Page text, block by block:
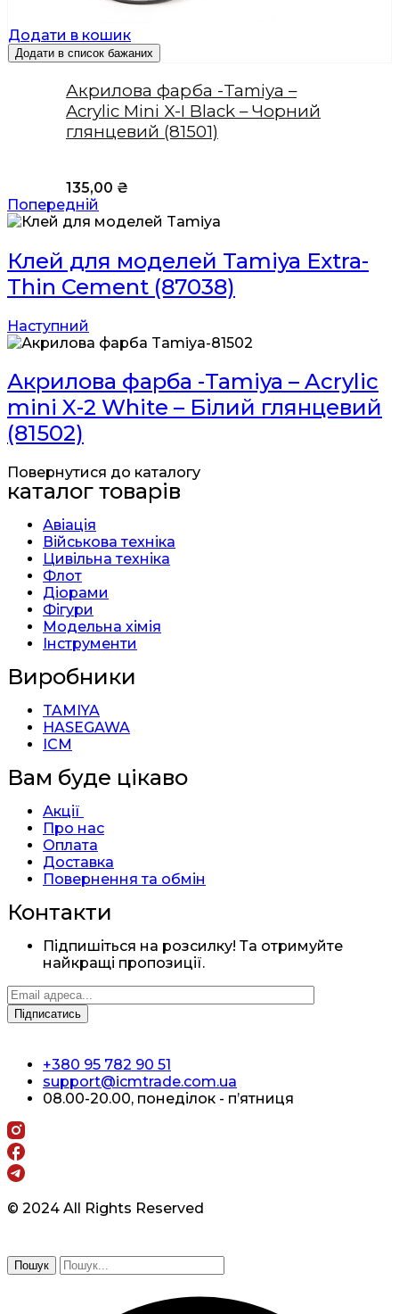
Додати в кошик
Додати в список бажаних
Акрилова фарба -Tamiya –
Acrylic Mini X-I Black – Чорний
глянцевий (81501)
135,00 ₴
Попередній
Клей для моделей Tamiya Extra-
Thin Cement (87038)
Наступний
Акрилова фарба -Tamiya – Acrylic
mini X-2 White – Білий глянцевий
(81502)
Повернутися до каталогу
каталог товарів
Авіація
Військова техніка
Цивільна техніка
Флот
Діорами
Фігури
Модельна хімія
Інструменти
Виробники
TAMIYA
HASEGAWA
ICM
Вам буде цікаво
Акції
Про нас
Оплата
Доставка
Повернення та обмін
Контакти
Підпишіться на розсилку! Та отримуйте
найкращі пропозиції.
+380 95 782 90 51
support@icmtrade.com.ua
08.00-20.00, понеділок - п’ятниця
© 2024 All Rights Reserved
Пошук